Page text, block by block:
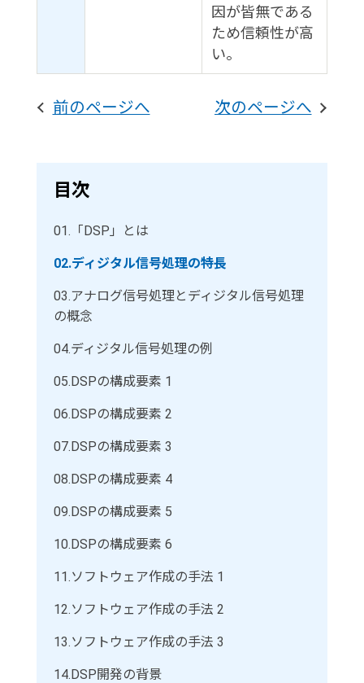
因が皆無である
ため信頼性が高
い。
前のページへ 次のページへ
目次
01. 「DSP」とは
02.ディジタル信号処理の特長
03.アナログ信号処理とディジタル信号処理
の概念
04.ディジタル信号処理の例
05.DSPの構成要素 1
06.DSPの構成要素 2
07.DSPの構成要素 3
08.DSPの構成要素 4
09.DSPの構成要素 5
10.DSPの構成要素 6
11.ソフトウェア作成の手法 1
12.ソフトウェア作成の手法 2
13.ソフトウェア作成の手法 3
14.DSP開発の背景